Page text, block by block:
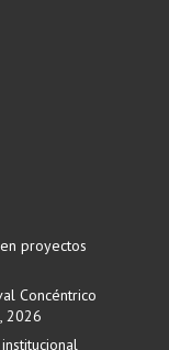
proyectos
Concéntrico
2026